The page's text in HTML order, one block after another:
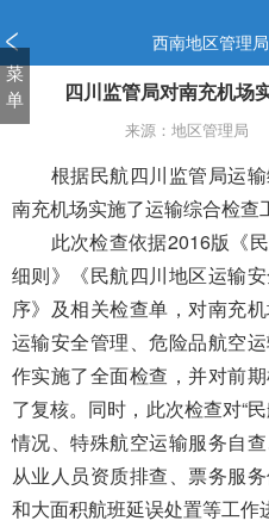
西南地区管理
菜
单
四川监管局对南充机场
来源：地区管理局
根据民航四川监管局运输
南充机场实施了运输综合检查
此次检查依据2016版《民
细则》《民航四川地区运输
序》及相关检查单，对南充
运输安全管理、危险品航空
作实施了全面检查，并对前
了复核。同时，此次检查对“
情况、特殊航空运输服务自
从业人员资质排查、票务服
和大面积航班延误处置等工作
窗
口
打
说
页
面,
Alt
加
波
浪
键
打
开